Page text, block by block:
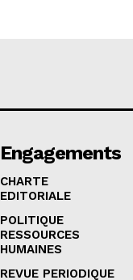
Engagements
CHARTE
EDITORIALE
POLITIQUE
RESSOURCES
HUMAINES
REVUE PERIODIQUE